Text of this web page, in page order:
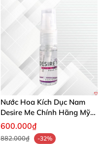
Nước Hoa Kích Dục Nam
Desire Me Chính Hãng Mỹ
Tăng Khoái Cảm
600.000₫
882.000₫ -32%